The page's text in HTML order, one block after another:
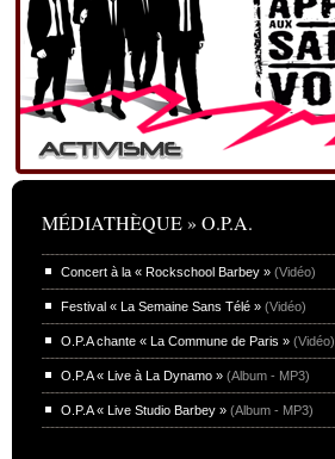
MÉDIATHÈQUE » O.P.A.
Concert à la « Rockschool Barbey » (Vidéo)
Festival « La Semaine Sans Télé » (Vidéo)
O.P.A chante « La Commune de Paris » (Vidéo)
O.P.A « Live à La Dynamo » (Album - MP3)
O.P.A « Live Studio Barbey » (Album - MP3)